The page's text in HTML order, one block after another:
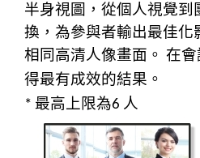
半身視圖，從個人視覺到
換，為參與者輸出最佳化
相同高清人像畫面。 在會
得最有成效的結果。
* 最高上限為6 人